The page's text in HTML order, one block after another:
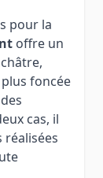
pour la
offre un
foncée
cas, il
réalisées